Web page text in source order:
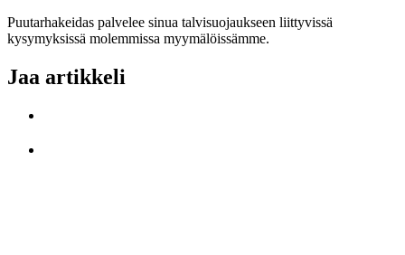
Puutarhakeidas palvelee sinua talvisuojaukseen liittyvissä
kysymyksissä molemmissa myymälöissämme.
Jaa artikkeli